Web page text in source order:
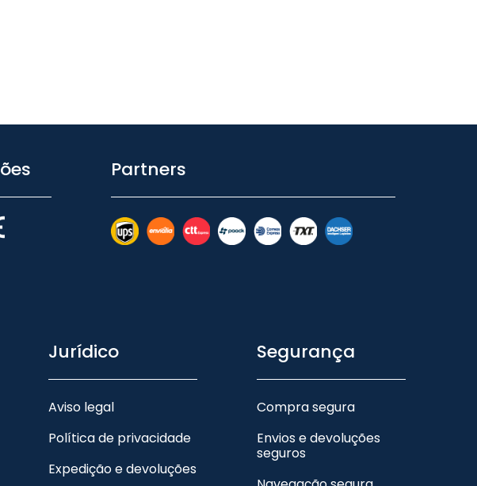
Partners
Jurídico
Aviso legal
Política de privacidade
Expedição e devoluções
Segurança
Compra segura
Envios e devoluções
seguros